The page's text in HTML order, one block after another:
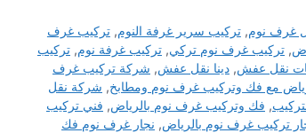
غرف نوم,تركيب سرير غرفة النوم,تركيب غرف
, تركيب غرف نوم تركي, تركيب غرفة نوم, تركيب
نقل عفش, دينا نقل عفش, شركة تركيب غرف
مع فك وتركيب غرف نوم ومطابخ, شركة نقل
, فك وتركيب غرف نوم بالرياض, فني تركيب
تركيب غرف نوم بالرياض, نجار غرف نوم فك